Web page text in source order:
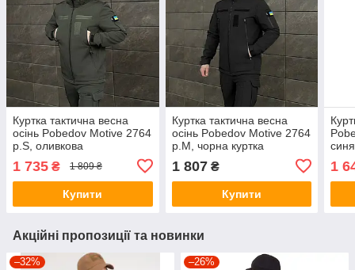
Куртка тактична весна
осінь Pobedov Motive 2764
р.S, оливкова
1 735 ₴ 1 809 ₴
Купити
Куртка тактична весна
осінь Pobedov Motive 2764
р.M, чорна куртка
1 807₴
Купити
1
Акційні пропозиції та новинки
–32% –26%